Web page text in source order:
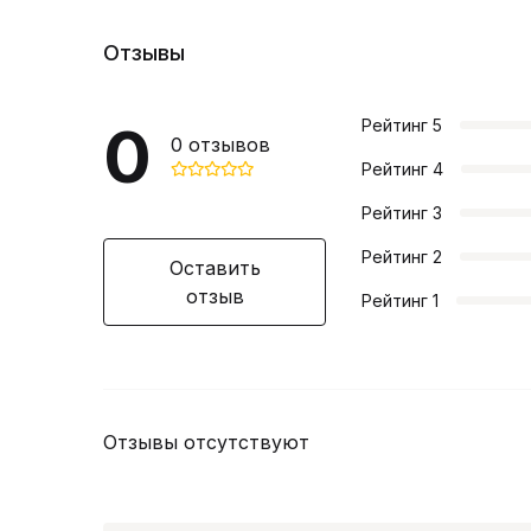
Отзывы
0 0 отзывов
Оставить
отзыв
Рейтинг5
Рейтинг4
Рейтинг3
Рейтинг2
Рейтинг1
Отзывы отсутствуют